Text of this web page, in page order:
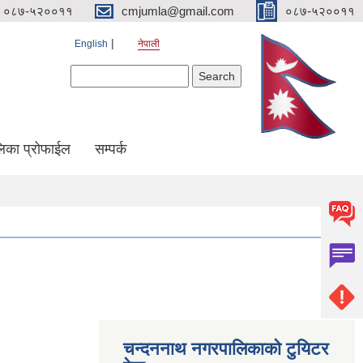
०८७-५२००११ cmjumla@gmail.com ०८७-५२००११
English नेपाली
प्रोफाईल सम्पर्क
चन्दननाथ नगरपालिकाको टुयिटर